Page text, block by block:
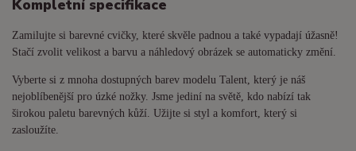
Kompletní specifikace
Zamilujte si barevné cvičky, které skvěle padnou a také vypadají úžasně!
Stačí zvolit velikost a barvu a náhledový obrázek se automaticky změní.
Vyberte si z mnoha dostupných barev modelu Talent, který je náš
nejoblíbenější pro úzké nožky. Jsme jediní na světě, kdo nabízí tak
širokou paletu barevných kůží. Užijte si styl a komfort, který si
zasloužíte.